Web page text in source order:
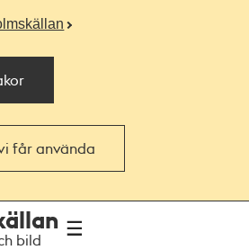
får använda
bild